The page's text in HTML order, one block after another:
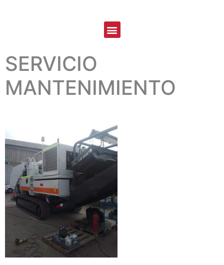
SERVICIO
MANTENIMIENTO